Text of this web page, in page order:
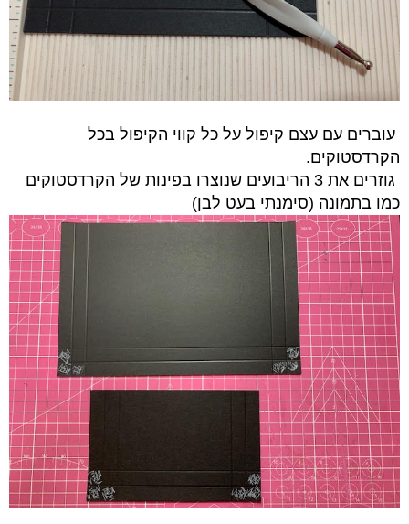
עוברים עם עצם קיפול על כל קווי הקיפול בכל
הקרדסטוקים.
גוזרים את 3 הריבועים שנוצרו בפינות של הקרדסטוקים
כמו בתמונה (סימנתי בעט לבן)